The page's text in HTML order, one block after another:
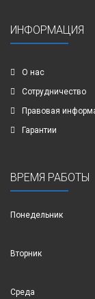
ИНФОРМАЦИЯ
О нас
Сотрудничество
Правовая
Гарантии
ВРЕМЯ РАБОТЫ
Понедельник
Вторник
Среда